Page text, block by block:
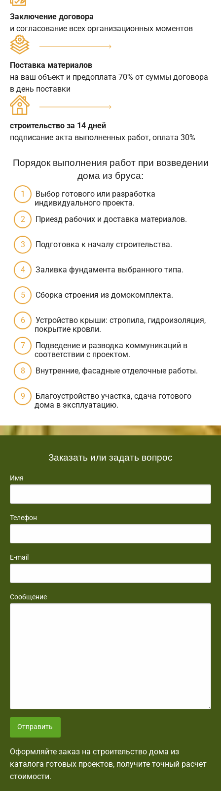
Заключение договора
и согласование всех организационных моментов
Поставка материалов
на ваш объект и предоплата 70% от суммы договора
в день поставки
строительство за 14 дней
подписание акта выполненных работ, оплата 30%
Порядок выполнения работ при возведении
дома из бруса:
Выбор готового или разработка
индивидуального проекта.
Приезд рабочих и доставка материалов.
Подготовка к началу строительства.
Заливка фундамента выбранного типа.
Сборка строения из домокомплекта.
Устройство крыши: стропила, гидроизоляция,
покрытие кровли.
Подведение и разводка коммуникаций в
соответствии с проектом.
Внутренние, фасадные отделочные работы.
Благоустройство участка, сдача готового
дома в эксплуатацию.
Заказать или задать вопрос
Имя
Телефон
E-mail
Сообщение
Отправить
Оформляйте заказ на строительство дома из
каталога готовых проектов, получите точный расчет
стоимости.